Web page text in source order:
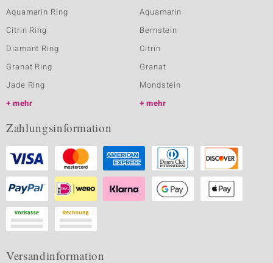
Aquamarin Ring
Citrin Ring
Diamant Ring
Granat Ring
Jade Ring
mehr
Aquamarin
Bernstein
Citrin
Granat
Mondstein
mehr
Zahlungsinformation
Versandinformation